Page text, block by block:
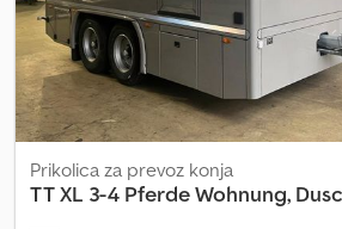
Prikolica za prevoz konja
TT XL 3-4 Pferde Wohnung,